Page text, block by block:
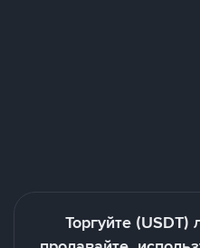
Торгуйте (USDT)